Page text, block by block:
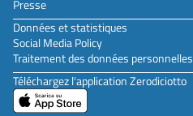
Presse
Données et statistiques
Social Media Policy
Traitement des données personnelles
Téléchargez l'application Zerodiciotto